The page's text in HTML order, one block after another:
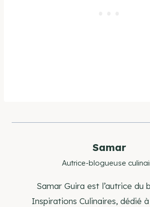
Samar
Autrice-blogueuse
Samar Guira est l’autrice du
Inspirations Culinaires, dédié